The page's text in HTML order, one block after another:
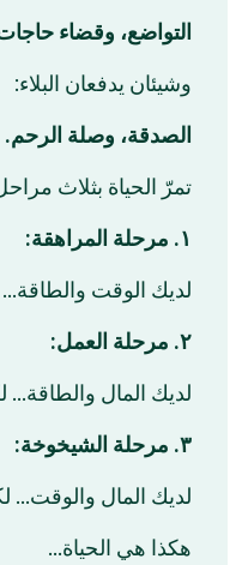
التواضع، وقضاء
وشيئان يدفعان البلاء:
الصدقة، وصلة الرحم.
تمرّ الحياة بثلاث
١. مرحلة المراهقة:
لديك الوقت
٢. مرحلة العمل:
لديك المال
٣. مرحلة الشيخوخة:
لديك المال والوقت…
هكذا هي الحياة…